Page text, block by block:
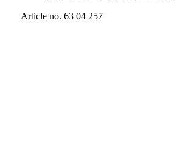
Article no. 63 04 257